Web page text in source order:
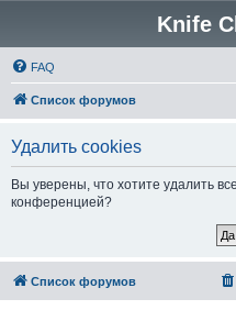
Knife
FAQ
Список форумов
Удалить cookies
Вы уверены, что хотите удалить
конференцией?
Список форумов